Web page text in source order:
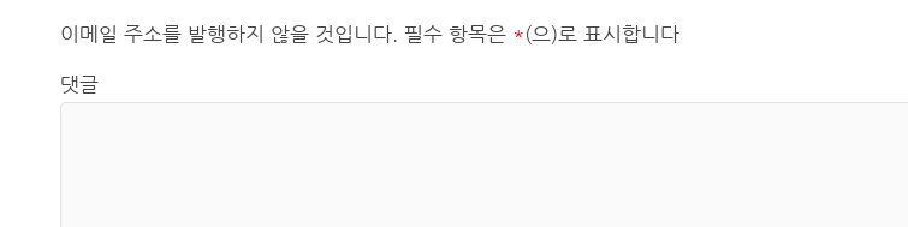
이메일 주소를 발행하지 않을 것입니다. 필수 항목은 *(으)로 표시합니다
댓글